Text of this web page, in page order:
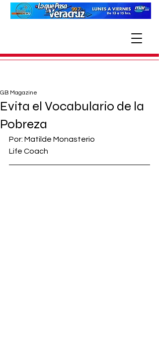
Evita el Vocabulario de la
Pobreza
GB Magazine
Por: Matilde Monasterio
Life Coach